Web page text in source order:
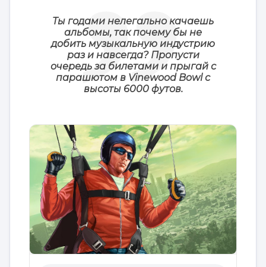
Ты годами нелегально качаешь
альбомы, так почему бы не
добить музыкальную индустрию
раз и навсегда? Пропусти
очередь за билетами и прыгай с
парашютом в Vinewood Bowl с
высоты 6000 футов.